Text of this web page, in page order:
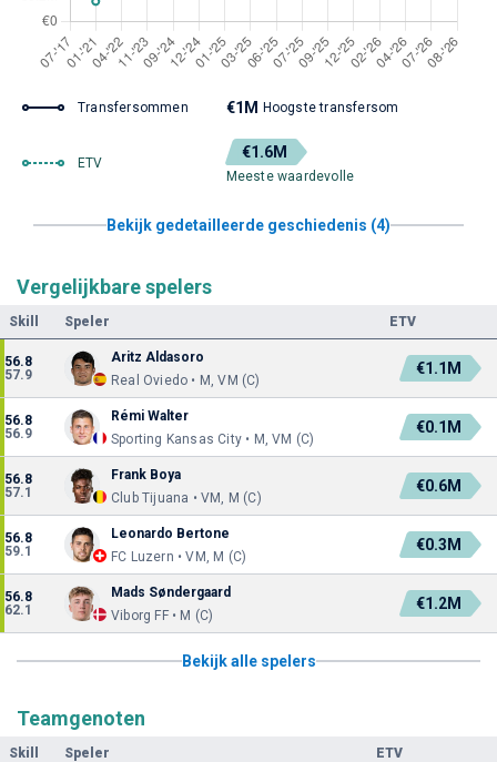
Transfersommen €1M Hoogste transfersom
ETV
€1.6M
Meeste waardevolle
Bekijk gedetailleerde geschiedenis (4)
Vergelijkbare spelers
Skill Speler ETV
56.8
57.9
Aritz Aldasoro
Real Oviedo • M, VM (C)
€1.1M
56.8
56.9
Rémi Walter
Sporting Kansas City • M, VM (C)
€0.1M
56.8
57.1
Frank Boya
Club Tijuana • VM, M (C)
€0.6M
56.8
59.1
Leonardo Bertone
FC Luzern • VM, M (C)
€0.3M
56.8
62.1
Mads Søndergaard
Viborg FF • M (C)
€1.2M
Bekijk alle spelers
Teamgenoten
Skill Speler ETV